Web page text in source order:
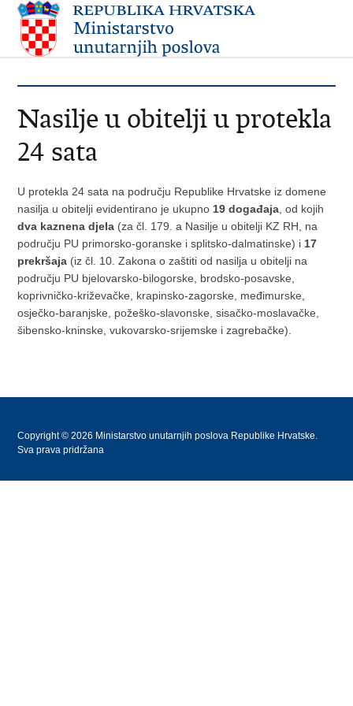
Nasilje u obitelji u protekla
24 sata
U protekla 24 sata na području Republike Hrvatske iz domene
nasilja u obitelji evidentirano je ukupno 19 događaja , od kojih
dva kaznena djela (za čl. 179. a Nasilje u obitelji KZ RH, na
području PU primorsko-goranske i splitsko-dalmatinske) i 17
prekršaja (iz čl. 10. Zakona o zaštiti od nasilja u obitelji na
području PU bjelovarsko-bilogorske, brodsko-posavske,
koprivničko-križevačke, krapinsko-zagorske, međimurske,
osječko-baranjske, požeško-slavonske, sisačko-moslavačke,
šibensko-kninske, vukovarsko-srijemske i zagrebačke).
Copyright © 2026 Ministarstvo unutarnjih poslova Republike Hrvatske.
Sva prava pridržana